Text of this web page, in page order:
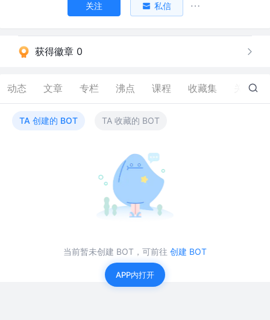
关注 私信
获得徽章 0
动态 文章 专栏 沸点 课程 收藏集 关注
TA 创建的 BOT TA 收藏的 BOT
当前暂未创建 BOT，可前往 创建 BOT
APP内打开